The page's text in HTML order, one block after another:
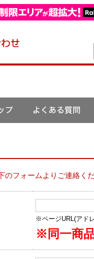
のフォームよりご連絡く
※ページURL(アド
※同一商